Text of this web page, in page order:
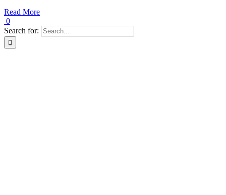
Read More
0
Search for: